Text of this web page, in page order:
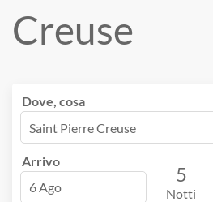
Creuse
Dove, cosa
Arrivo
6 Ago
5
Notti